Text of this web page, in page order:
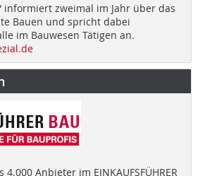
informiert zweimal im Jahr über das
Bauen und spricht dabei
im Bauwesen Tätigen an.
Anbieter im EINKAUFSFÜHRER